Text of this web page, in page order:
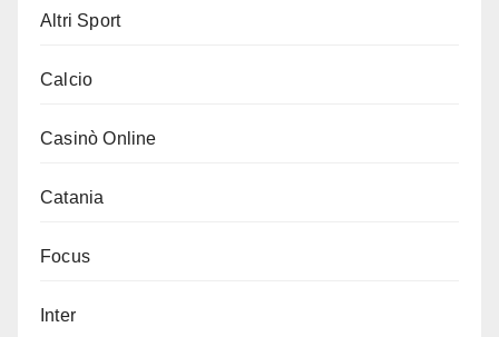
Altri Sport
Calcio
Casinò Online
Catania
Focus
Inter